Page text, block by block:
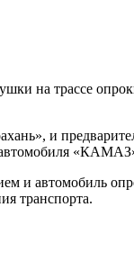
на трассе
и
автомобиля
и автомобиль
транспорта.